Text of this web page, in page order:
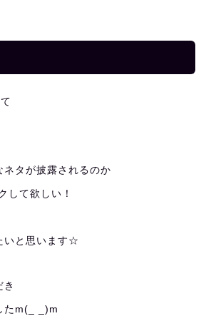
ネタが披露されるのか
して欲しい！
いと思います☆
たm(_ _)m